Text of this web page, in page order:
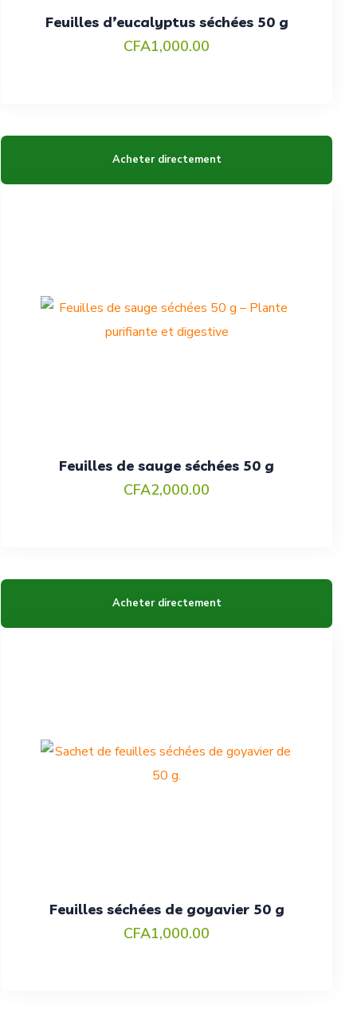
Feuilles d’eucalyptus séchées 50 g
CFA1,000.00
Acheter directement
Feuilles de sauge séchées 50 g
CFA2,000.00
Acheter directement
Feuilles séchées de goyavier 50 g
CFA1,000.00